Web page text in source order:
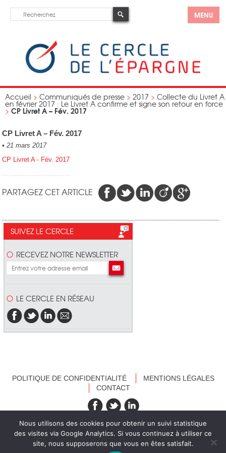
MENU
Accueil > Communiqués de presse > 2017 > Collecte du Livret A
en février 2017 : Le Livret A confirme et signe son retour en force
> CP Livret A – Fév. 2017
CP Livret A – Fév. 2017
• 21 mars 2017
CP Livret A - Fév. 2017
PARTAGEZ CET ARTICLE
SUIVEZ LE CERCLE
RECEVEZ NOTRE NEWSLETTER
LE CERCLE EN RÉSEAU
POLITIQUE DE CONFIDENTIALITÉ
MENTIONS LÉGALES
CONTACT
recevez nos newsletters
Nous utilisons des cookies pour obtenir un suivi statistique
des visites via Google Analytics. Si vous continuez à utiliser ce
site, nous supposerons que vous en êtes satisfait.